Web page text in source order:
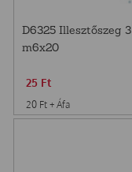
D6325 Illesztőszeg 3
m6x20
25 Ft
20 Ft + Áfa